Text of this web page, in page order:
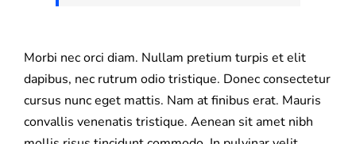
Morbi nec orci diam. Nullam pretium turpis et elit
dapibus, nec rutrum odio tristique. Donec consectetur
cursus nunc eget mattis. Nam at finibus erat. Mauris
convallis venenatis tristique. Aenean sit amet nibh